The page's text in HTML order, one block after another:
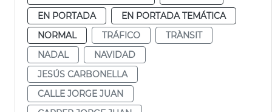
EN PORTADA
EN PORTADA TEMÁTICA
NORMAL
TRÁFICO
TRÀNSIT
NADAL
NAVIDAD
JESÚS CARBONELLA
CALLE JORGE JUAN